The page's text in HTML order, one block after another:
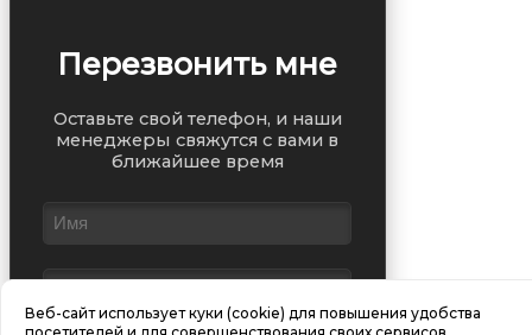
Веб-сайт использует куки (cookie) для повышения удобства
Перезвонить мне
Оставьте свой телефон, и наши
менеджеры свяжутся с вами в
ближайшее время